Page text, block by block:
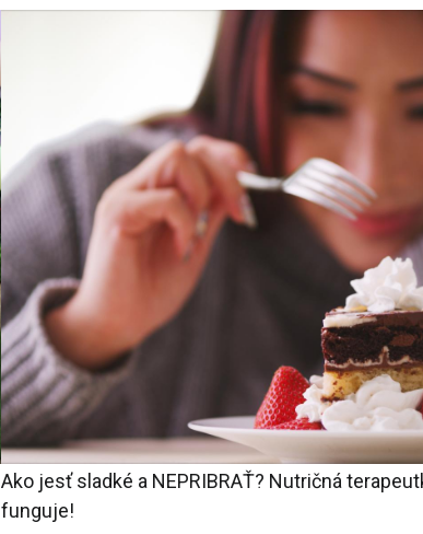
Ako jesť sladké a NEPRIBRAŤ? Nutričná
funguje!